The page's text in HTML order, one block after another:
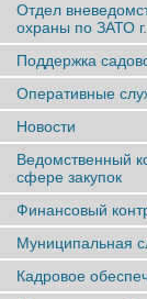
Отдел
охраны по ЗАТО
Поддержка
Оперативные
Новости
Ведомственный
сфере закупок
Финансовый
Муниципальная
Кадровое